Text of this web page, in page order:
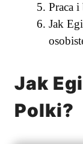
Praca i
Jak
Jak
Polki?